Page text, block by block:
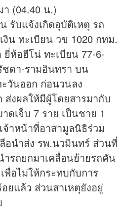
(04.40 น.)
รับแจ้งเกิดอุบัติเหตุ รถ
น ทะเบียน วข 1020 กทม.
ห้อฮีโน่ ทะเบียน 77-6-
ดา-รามอินทรา บน
วันออก ก่อนวนลง
ส่งผลให้มีผู้โดยสารมากับ
ดเจ็บ 7 ราย เป็นชาย 1
จ้าหน้าที่อาสามูลนิธิร่วม
อนำส่ง รพ.นวมินทร์ ส่วนที่
ำรถยกมาเคลื่อนย้ายรถคัน
พื่อไม่ให้กระทบกับการ
ยแล้ว ส่วนสาเหตุยังอยู่